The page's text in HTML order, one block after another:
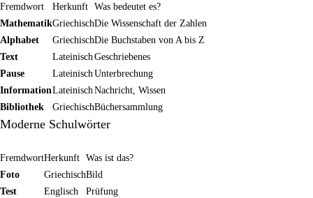
Fremdwort Herkunft Was bedeutet es?
MathematikGriechischDie Wissenschaft der Zahlen
Alphabet
GriechischDie Buchstaben von A bis Z
Text
Lateinisch Geschriebenes
Pause
Lateinisch Unterbrechung
InformationLateinisch Nachricht, Wissen
Bibliothek
GriechischBüchersammlung
Moderne Schulwörter
FremdwortHerkunft Was ist das?
Foto
GriechischBild
Test
Englisch
Prüfung